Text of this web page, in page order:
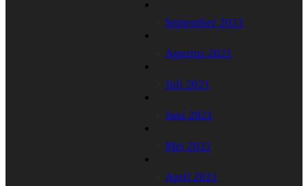
September 2021
Agustus 2021
Juli 2021
Juni 2021
Mei 2021
April 2021